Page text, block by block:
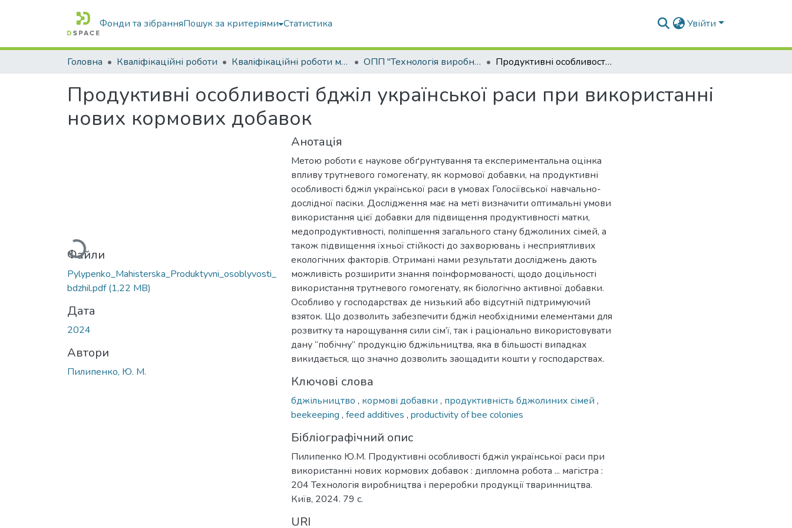
Фонди та зібранняПошук за критеріями Статистика Увійти
Головна Кваліфікаційні роботи Кваліфікаційні роботи магістрів ОПП "Технологія виробництва і переробки продукції тваринництва" Продуктивні особливості бджіл української раси при використанні нових кормових добавок
Продуктивні особливості бджіл української раси при використанні
нових кормових добавок
Вантажиться...
Файли
Pylypenko_Mahisterska_Produktyvni_osoblyvosti_
bdzhil.pdf(1,22 MB)
Дата
2024
Автори
Пилипенко, Ю. М.
Анотація
Метою роботи є наукове обґрунтування та експериментальна оцінка
впливу трутневого гомогенату, як кормової добавки, на продуктивні
особливості бджіл української раси в умовах Голосіївської навчально-
дослідної пасіки. Дослідження має на меті визначити оптимальні умови
використання цієї добавки для підвищення продуктивності матки,
медопродуктивності, поліпшення загального стану бджолиних сімей, а
також підвищення їхньої стійкості до захворювань і несприятливих
екологічних факторів. Отримані нами результати досліджень дають
можливість розширити знання поінформованості, щодо доцільності
використання трутневого гомогенату, як біологічно активної добавки.
Особливо у господарствах де низький або відсутній підтримуючий
взяток. Що дозволить забезпечити бджіл необхідними елементами для
розвитку та нарощування сили сім’ї, так і раціонально використовувати
дану “побічну” продукцію бджільництва, яка в більшості випадках
викидається, що значно дозволить заощадити кошти у господарствах.
Ключові слова
бджільництво , кормові добавки , продуктивність бджолиних сімей ,
beekeeping , feed additives , productivity of bee colonies
Бібліографічний опис
Пилипенко Ю.М. Продуктивні особливості бджіл української раси при
використанні нових кормових добавок : дипломна робота ... магістра :
204 Технологія виробництва і переробки продукції тваринництва.
Київ, 2024. 79 с.
URI